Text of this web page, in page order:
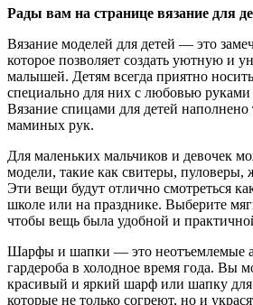
Рады вам на странице вязание для
Вязание моделей для детей — это
которое позволяет создать уютную и
малышей. Детям всегда приятно
специально для них с любовью
Вязание спицами для детей
маминых рук.
Для маленьких мальчиков и девочек
модели, такие как свитеры, пуловеры,
Эти вещи будут отлично смотреться
школе или на празднике. Выберите
чтобы вещь была удобной и
Шарфы и шапки — это неотъемлемые
гардероба в холодное время года. Вы
красивый и яркий шарф или шапку для
которые не только согреют, но и